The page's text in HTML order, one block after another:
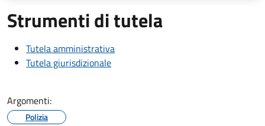
Strumenti di tutela
Tutela amministrativa
Tutela giurisdizionale
Argomenti:
Polizia